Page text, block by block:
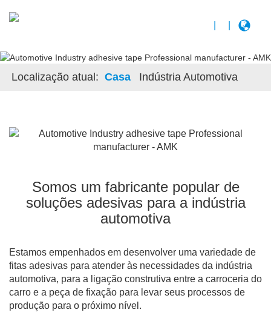
Localização atual: Casa Indústria Automotiva
Somos um fabricante popular de
soluções adesivas para a indústria
automotiva
Estamos empenhados em desenvolver uma variedade de
fitas adesivas para atender às necessidades da indústria
automotiva, para a ligação construtiva entre a carroceria do
carro e a peça de fixação para levar seus processos de
produção para o próximo nível.